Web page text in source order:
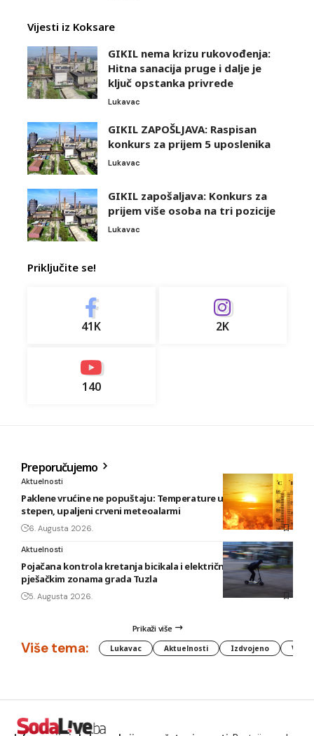
Vijesti iz Koksare
GIKIL nema krizu rukovođenja:
Hitna sanacija pruge i dalje je
ključ opstanka privrede
Lukavac
GIKIL ZAPOŠLJAVA: Raspisan
konkurs za prijem 5 uposlenika
Lukavac
GIKIL zapošaljava: Konkurs za
prijem više osoba na tri pozicije
Lukavac
Priključite se!
41K 2K
140
Preporučujemo
Aktuelnosti
Paklene vrućine ne popuštaju: Temperature u BiH i do 41
stepen, upaljeni crveni meteoalarmi
6. Augusta 2026.
Aktuelnosti
Pojačana kontrola kretanja bicikala i električnih romobila u
pješačkim zonama grada Tuzla
5. Augusta 2026.
Prikaži više
Više tema: Lukavac Aktuelnosti Izdvojeno